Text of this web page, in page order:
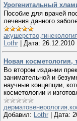
Урогенитальный
Пособие для врачей
лечения данного
Lothr | Дата: 26.12.2010
Новая косметология,
Во втором издании
занимательной и
научные концепции,
косметологии и
Добавил:
Lothr Дата: